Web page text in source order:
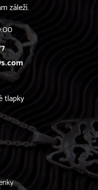
záleží.
tlapky